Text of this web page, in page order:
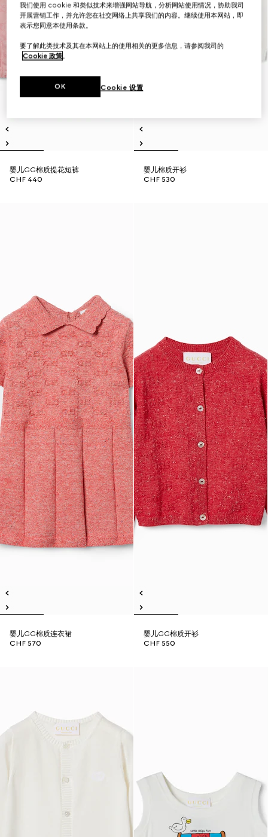
婴儿GG棉质提花短裤
CHF 440
婴儿棉质开衫
CHF 530
婴儿GG棉质连衣裙
CHF 570
婴儿GG棉质开衫
CHF 550
我们使用 cookie 和类似技术来增强网站导航，分析网站使用情况，协助我司
开展营销工作，并允许您在社交网络上共享我们的内容。继续使用本网站，即
表示您同意本使用条款。
要了解此类技术及其在本网站上的使用相关的更多信息，请参阅我司的
Cookie 政策。
Cookie 设置
OK